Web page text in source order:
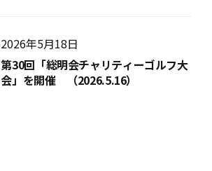
2026年5月18日
第30回「総明会チャリティーゴルフ大
会」を開催 （2026.5.16）